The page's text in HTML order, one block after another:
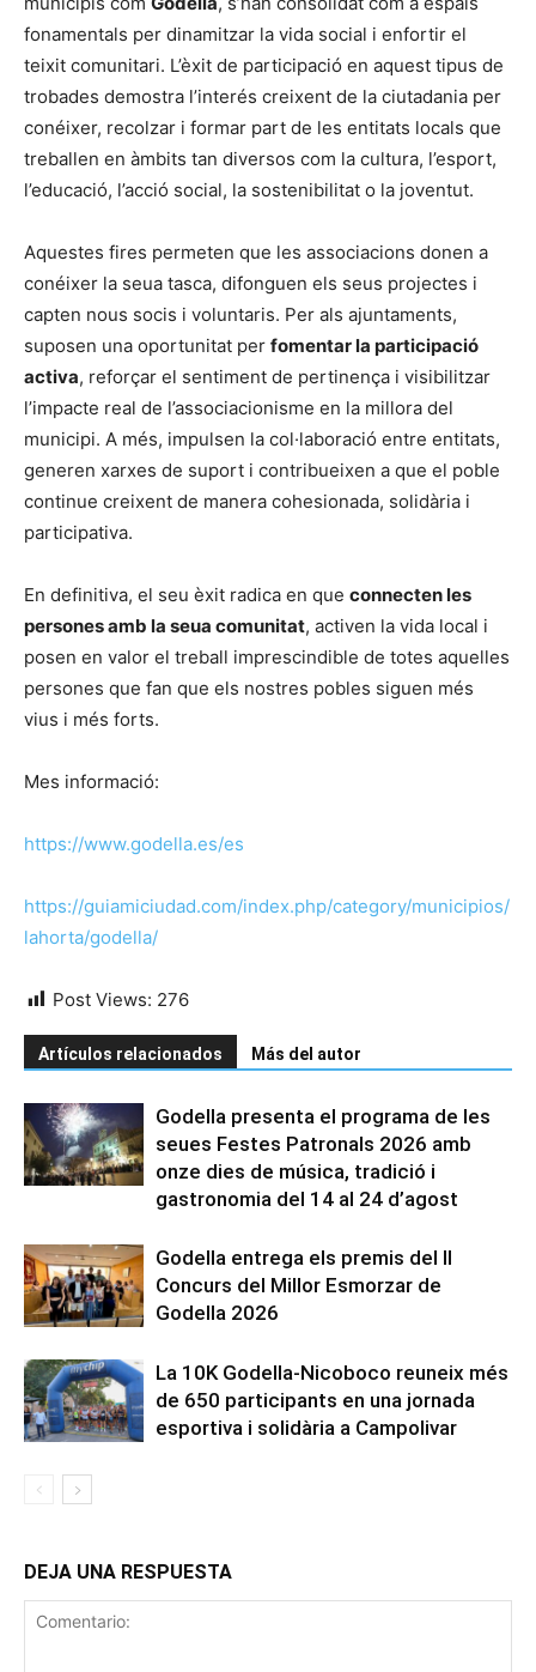
fonamentals per dinamitzar la vida social i enfortir el
teixit comunitari. L’èxit de participació en aquest tipus de
trobades demostra l’interés creixent de la ciutadania per
conéixer, recolzar i formar part de les entitats locals que
treballen en àmbits tan diversos com la cultura, l’esport,
l’educació, l’acció social, la sostenibilitat o la joventut.
Aquestes fires permeten que les associacions donen a
conéixer la seua tasca, difonguen els seus projectes i
capten nous socis i voluntaris. Per als ajuntaments,
suposen una oportunitat per fomentar la participació
activa, reforçar el sentiment de pertinença i visibilitzar
l’impacte real de l’associacionisme en la millora del
municipi. A més, impulsen la col·laboració entre entitats,
generen xarxes de suport i contribueixen a que el poble
continue creixent de manera cohesionada, solidària i
participativa.
En definitiva, el seu èxit radica en que connecten les
persones amb la seua comunitat, activen la vida local i
posen en valor el treball imprescindible de totes aquelles
persones que fan que els nostres pobles siguen més
vius i més forts.
Mes informació:
https://www.godella.es/es
https://guiamiciudad.com/index.php/category/municipios/
lahorta/godella/
Post Views: 276
Artículos relacionados Más del autor
Godella presenta el programa de les
seues Festes Patronals 2026 amb
onze dies de música, tradició i
gastronomia del 14 al 24 d’agost
Godella entrega els premis del II
Concurs del Millor Esmorzar de
Godella 2026
La 10K Godella-Nicoboco reuneix més
de 650 participants en una jornada
esportiva i solidària a Campolivar
DEJA UNA RESPUESTA